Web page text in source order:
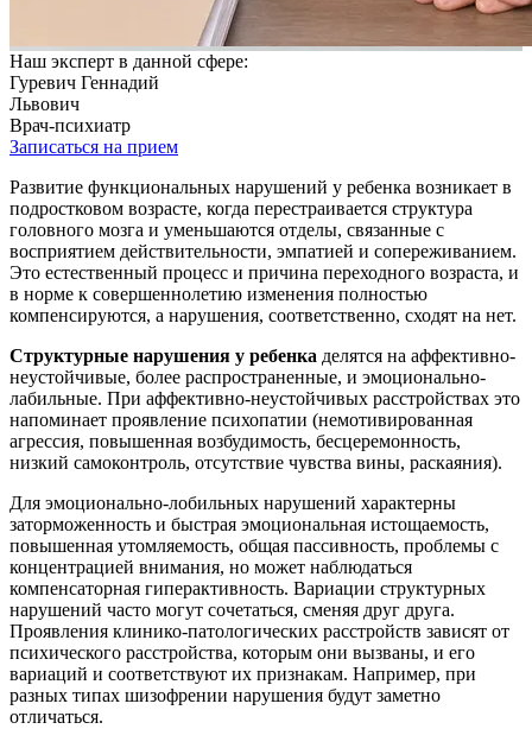
Наш эксперт в данной сфере:
Гуревич Геннадий
Львович
Врач-психиатр
Записаться на прием
Развитие функциональных нарушений у ребенка возникает в
подростковом возрасте, когда перестраивается структура
головного мозга и уменьшаются отделы, связанные с
восприятием действительности, эмпатией и сопереживанием.
Это естественный процесс и причина переходного возраста, и
в норме к совершеннолетию изменения полностью
компенсируются, а нарушения, соответственно, сходят на нет.
Структурные нарушения у ребенка делятся на аффективно-
неустойчивые, более распространенные, и эмоционально-
лабильные. При аффективно-неустойчивых расстройствах это
напоминает проявление психопатии (немотивированная
агрессия, повышенная возбудимость, бесцеремонность,
низкий самоконтроль, отсутствие чувства вины, раскаяния).
Для эмоционально-лобильных нарушений характерны
заторможенность и быстрая эмоциональная истощаемость,
повышенная утомляемость, общая пассивность, проблемы с
концентрацией внимания, но может наблюдаться
компенсаторная гиперактивность. Вариации структурных
нарушений часто могут сочетаться, сменяя друг друга.
Проявления клинико-патологических расстройств зависят от
психического расстройства, которым они вызваны, и его
вариаций и соответствуют их признакам. Например, при
разных типах шизофрении нарушения будут заметно
отличаться.